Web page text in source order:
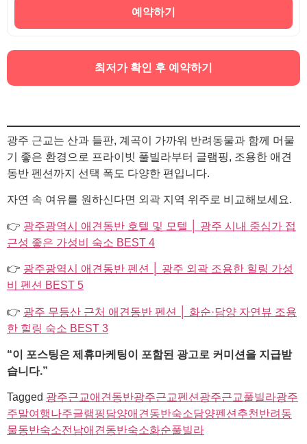
예약하기
최저가 확인 후 예약하기
광주 근교는 산과 들판, 계곡이 가까워 반려동물과 함께 머물
기 좋은 환경으로 프라이빗 풀빌라부터 글램핑, 조용한 애견
동반 펜션까지 선택 폭도 다양한 편입니다.
자연 속 여유를 원하신다면 외곽 지역 위주로 비교해보세요.
👉 광주광역시 애견동반 호텔 및 모텔 │ 광주 시내 중심가 접
근성 좋은 가성비 숙소 BEST 4
👉 광주광역시 애견동반 펜션 │ 광주 외곽 조용한 힐링 가성
비 펜션 BEST 5
👉 광주 무등산 근처 애견동반 펜션 │ 화순·담양 자연뷰 조용
한 힐링 숙소 BEST 3
“이 포스팅은 제휴마케팅이 포함된 광고로 커미션을 지급받
습니다.”
Tagged 광주근교애견동반광주근교펜션 광주근교풀빌라광주
주말여행나주글램핑담양애견동반숙소담양펜션추천 반려동
물동반숙소전남애견동반숙소화순풀빌라